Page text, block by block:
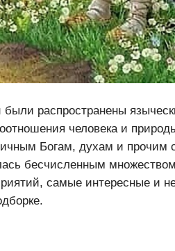
распространены
человека и
Богам, духам и прочим
бесчисленным
самые интересные и